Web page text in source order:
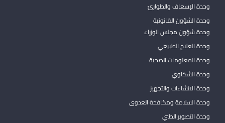
وحدة الإسعاف والطوارئ
وحدة الشؤون القانونية
وحدة شؤون مجلس الوزراء
وحدة العلاج الطبيعي
وحدة المعلومات الصحية
وحدة الشكاوي
وحدة الانشاءات والتجهيز
وحدة السلامة ومكافحة العدوى
وحدة التصوير الطبي